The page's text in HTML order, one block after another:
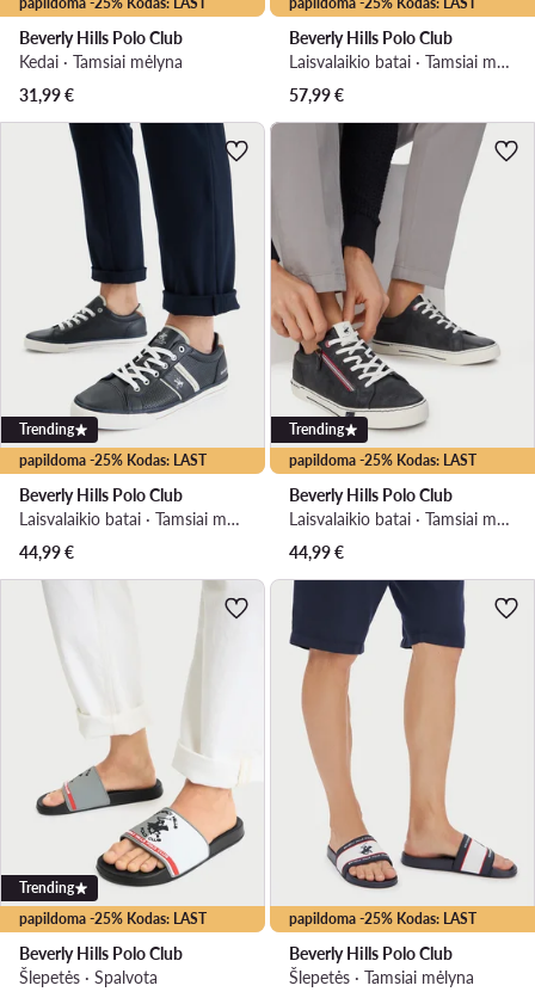
Beverly Hills Polo Club
Kedai · Tamsiai mėlyna
31,99€
Beverly Hills Polo Club
Laisvalaikio batai · Tamsiai mėlyna
57,99€
papildoma -25% Kodas: LAST
Trending
Beverly Hills Polo Club
Laisvalaikio batai · Tamsiai mėlyna
44,99€
papildoma -25% Kodas: LAST
Trending
Beverly Hills Polo Club
Laisvalaikio batai · Tamsiai mėlyna
44,99€
papildoma -25% Kodas: LAST
Trending
Beverly Hills Polo Club
Šlepetės · Spalvota
papildoma -25% Kodas: LAST
Beverly Hills Polo Club
Šlepetės · Tamsiai mėlyna